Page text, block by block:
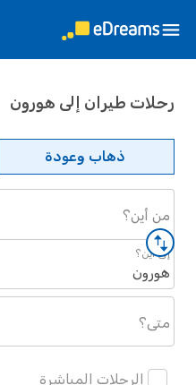
رحلات طيران إلى هورون
ذهاب وعودة
من أين؟
إلى أين؟
هورون
متى؟
الرحلات المباشرة